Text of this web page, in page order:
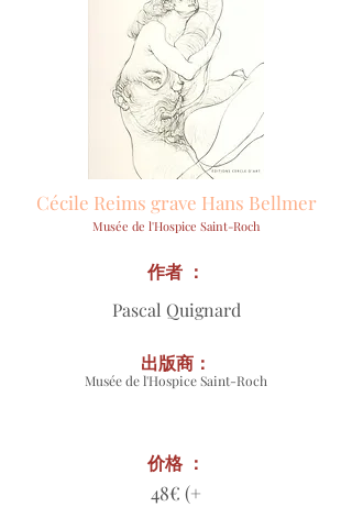
Cécile Reims grave Hans Bellmer
Musée de l'Hospice Saint-Roch
Pascal Quignard
作者 ：
Musée de l'Hospice Saint-Roch
出版商：
价格 ：
48€ (+